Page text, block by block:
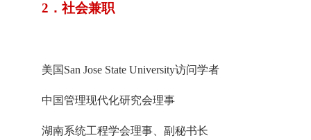
2．社会兼职
美国San Jose State University访问学者
中国管理现代化研究会理事
湖南系统工程学会理事、副秘书长